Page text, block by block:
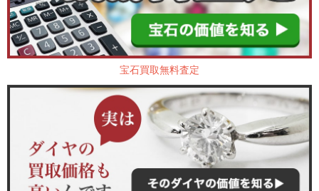
宝石買取無料査定